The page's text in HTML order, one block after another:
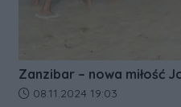
Zanzibar – nowa miłość
Data dodania artykułu:
08.11.2024 19:03